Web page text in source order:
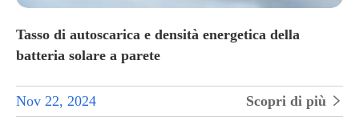
Tasso di autoscarica e densità energetica della
batteria solare a parete
Nov 22, 2024 Scopri di più 